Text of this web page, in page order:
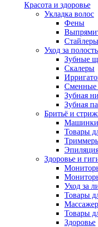
Красота и здоровье
Укладка волос
Фены
Стайлеры
Уход за
Зубные
Скалеры
Сменные
Зубная
Зубная
Бритьё и
Машинки
Товары
Здоровье и
Уход за
Товары
Товары
Здоровье